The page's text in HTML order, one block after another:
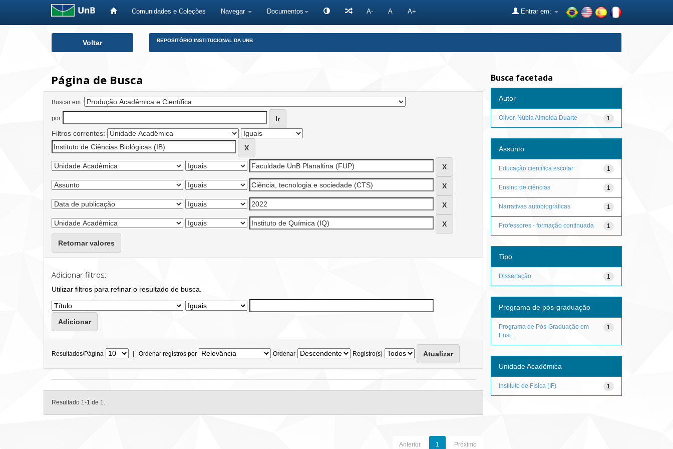
Comunidades e Coleções Navegar Documentos A- A A+ Entrar em:
Voltar REPOSITÓRIO INSTITUCIONAL DA UNB
Página de Busca
Buscar em:
por
Filtros correntes:
Retornar valores
Adicionar filtros:
Utilizar filtros para refinar o resultado de busca.
Resultados/Página | Ordenar registros por Ordenar Registro(s)
Resultado 1-1 de 1.
Anterior 1 Próximo
Busca facetada
Autor
1
Oliver, Núbia Almeida Duarte
Assunto
1
Educação científica escolar
1
Ensino de ciências
1
Narrativas autobiográficas
1
Professores - formação continuada
Tipo
1
Dissertação
Programa de pós-graduação
1
Programa de Pós-Graduação em
Ensi...
Unidade Acadêmica
1
Instituto de Física (IF)